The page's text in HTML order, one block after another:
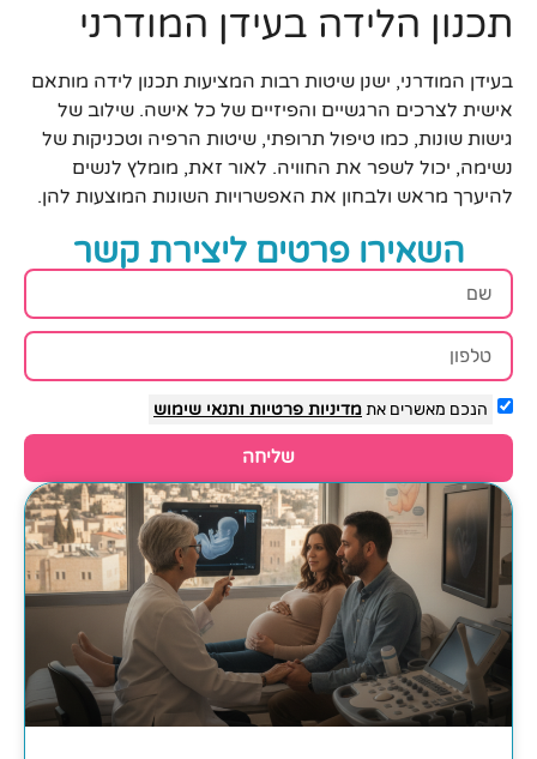
תכנון הלידה בעידן המודרני
בעידן המודרני, ישנן שיטות רבות המציעות תכנון לידה מותאם
אישית לצרכים הרגשיים והפיזיים של כל אישה. שילוב של
גישות שונות, כמו טיפול תרופתי, שיטות הרפיה וטכניקות של
נשימה, יכול לשפר את החוויה. לאור זאת, מומלץ לנשים
להיערך מראש ולבחון את האפשרויות השונות המוצעות להן.
השאירו פרטים ליצירת קשר
הנכם מאשרים אתמדיניות פרטיות ותנאי שימוש
שליחה